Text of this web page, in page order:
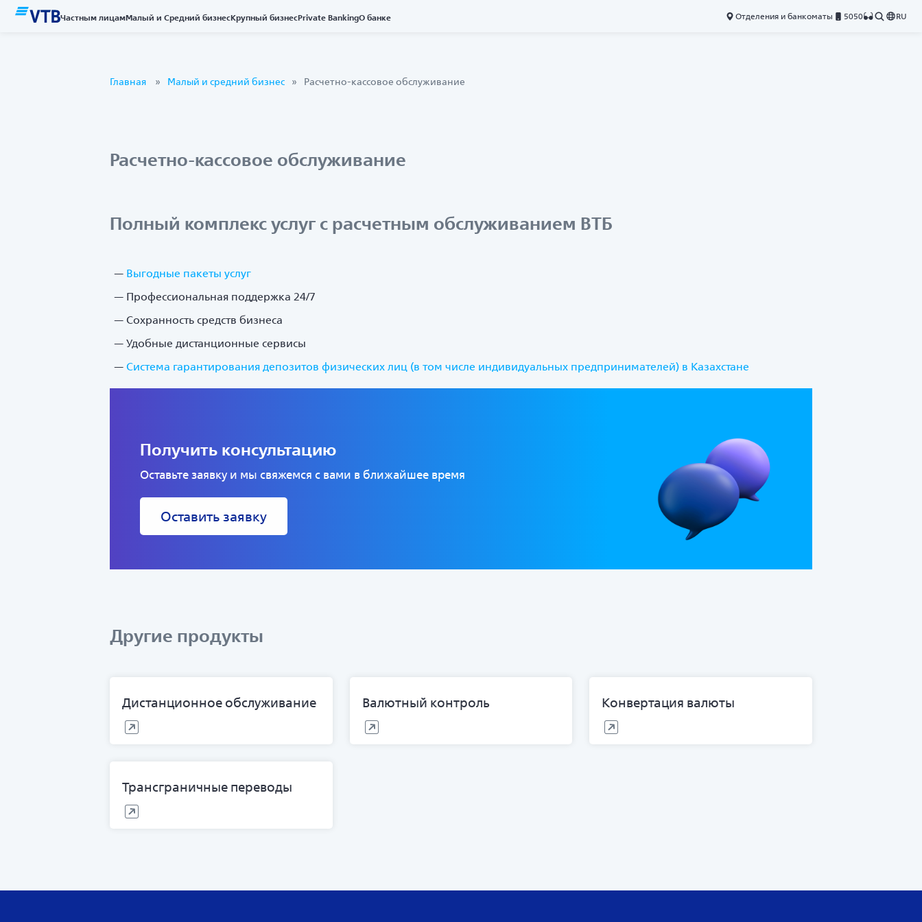
Частным лицамМалый и Средний бизнесКрупный бизнесPrivate BankingО банке Отделения и банкоматы 5050 RU
Главная Малый и средний бизнес Расчетно-кассовое обслуживание
Расчетно-кассовое обслуживание
Полный комплекс услуг с расчетным обслуживанием ВТБ
Выгодные пакеты услуг
Профессиональная поддержка 24/7
Сохранность средств бизнеса
Удобные дистанционные сервисы
Система гарантирования депозитов физических лиц (в том числе индивидуальных предпринимателей) в Казахстане
Получить консультацию
Оставьте заявку и мы свяжемся с вами в ближайшее время
Оставить заявку
Другие продукты
Дистанционное обслуживание Валютный контроль Конвертация валюты
Трансграничные переводы